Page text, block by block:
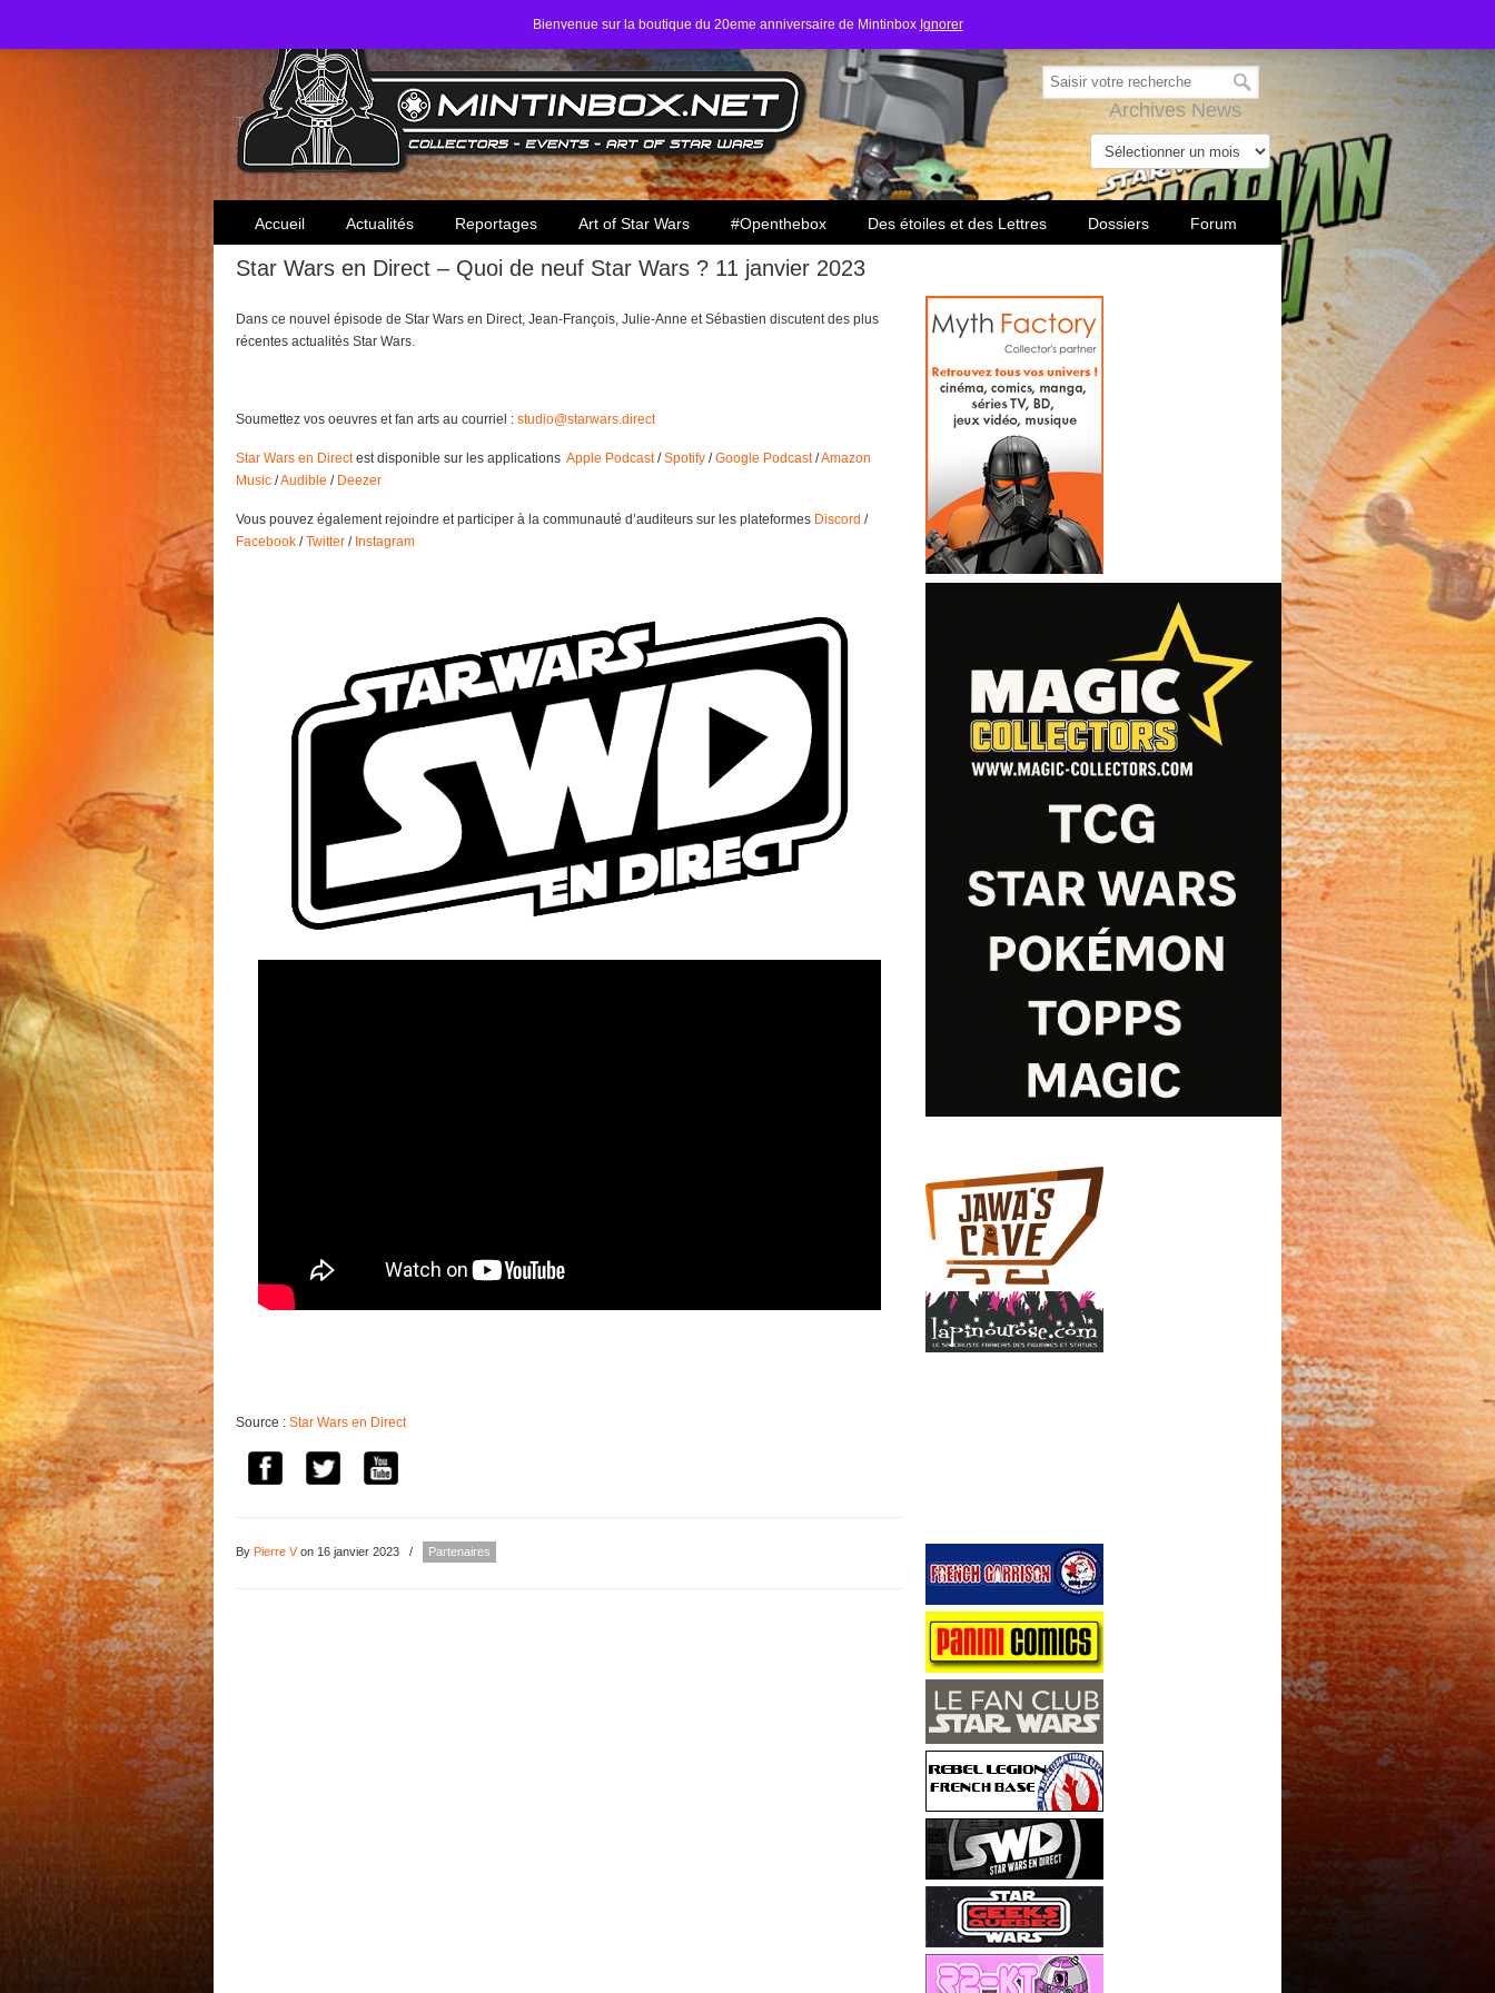
Bienvenue sur la boutique du 20eme anniversaire de Mintinbox Ignorer
Toute l'actualité des collectionneurs Star Wars
Archives News
Accueil Actualités Reportages Art of Star Wars #Openthebox Des étoiles et des Lettres Dossiers Forum
Star Wars en Direct – Quoi de neuf Star Wars ? 11 janvier 2023
Dans ce nouvel épisode de Star Wars en Direct, Jean-François, Julie-Anne et Sébastien discutent des plus
récentes actualités Star Wars.
Soumettez vos oeuvres et fan arts au courriel : studio@starwars.direct
Star Wars en Directest disponible sur les applications Apple Podcast/Spotify /Google Podcast/Amazon
Music /Audible / Deezer
Vous pouvez également rejoindre et participer à la communauté d’auditeurs sur les plateformes Discord /
Facebook /Twitter / Instagram
Source : Star Wars en Direct
By Pierre Von 16 janvier 2023 / Partenaires